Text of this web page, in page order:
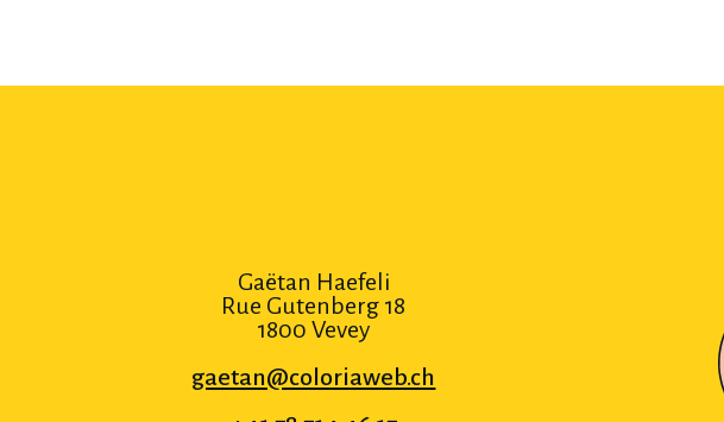
Gaëtan Haefeli
Rue Gutenberg 18
1800 Vevey
gaetan@coloriaweb.ch